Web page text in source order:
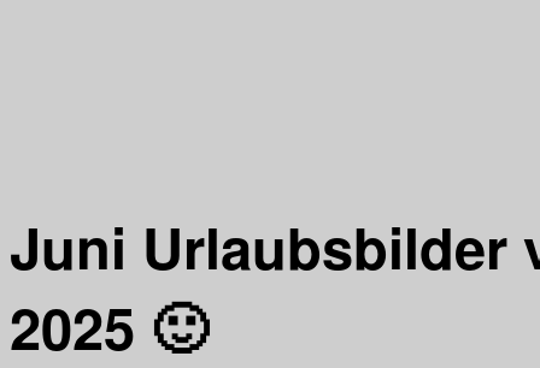
Juni Urlaubsbilder
2025 🙂